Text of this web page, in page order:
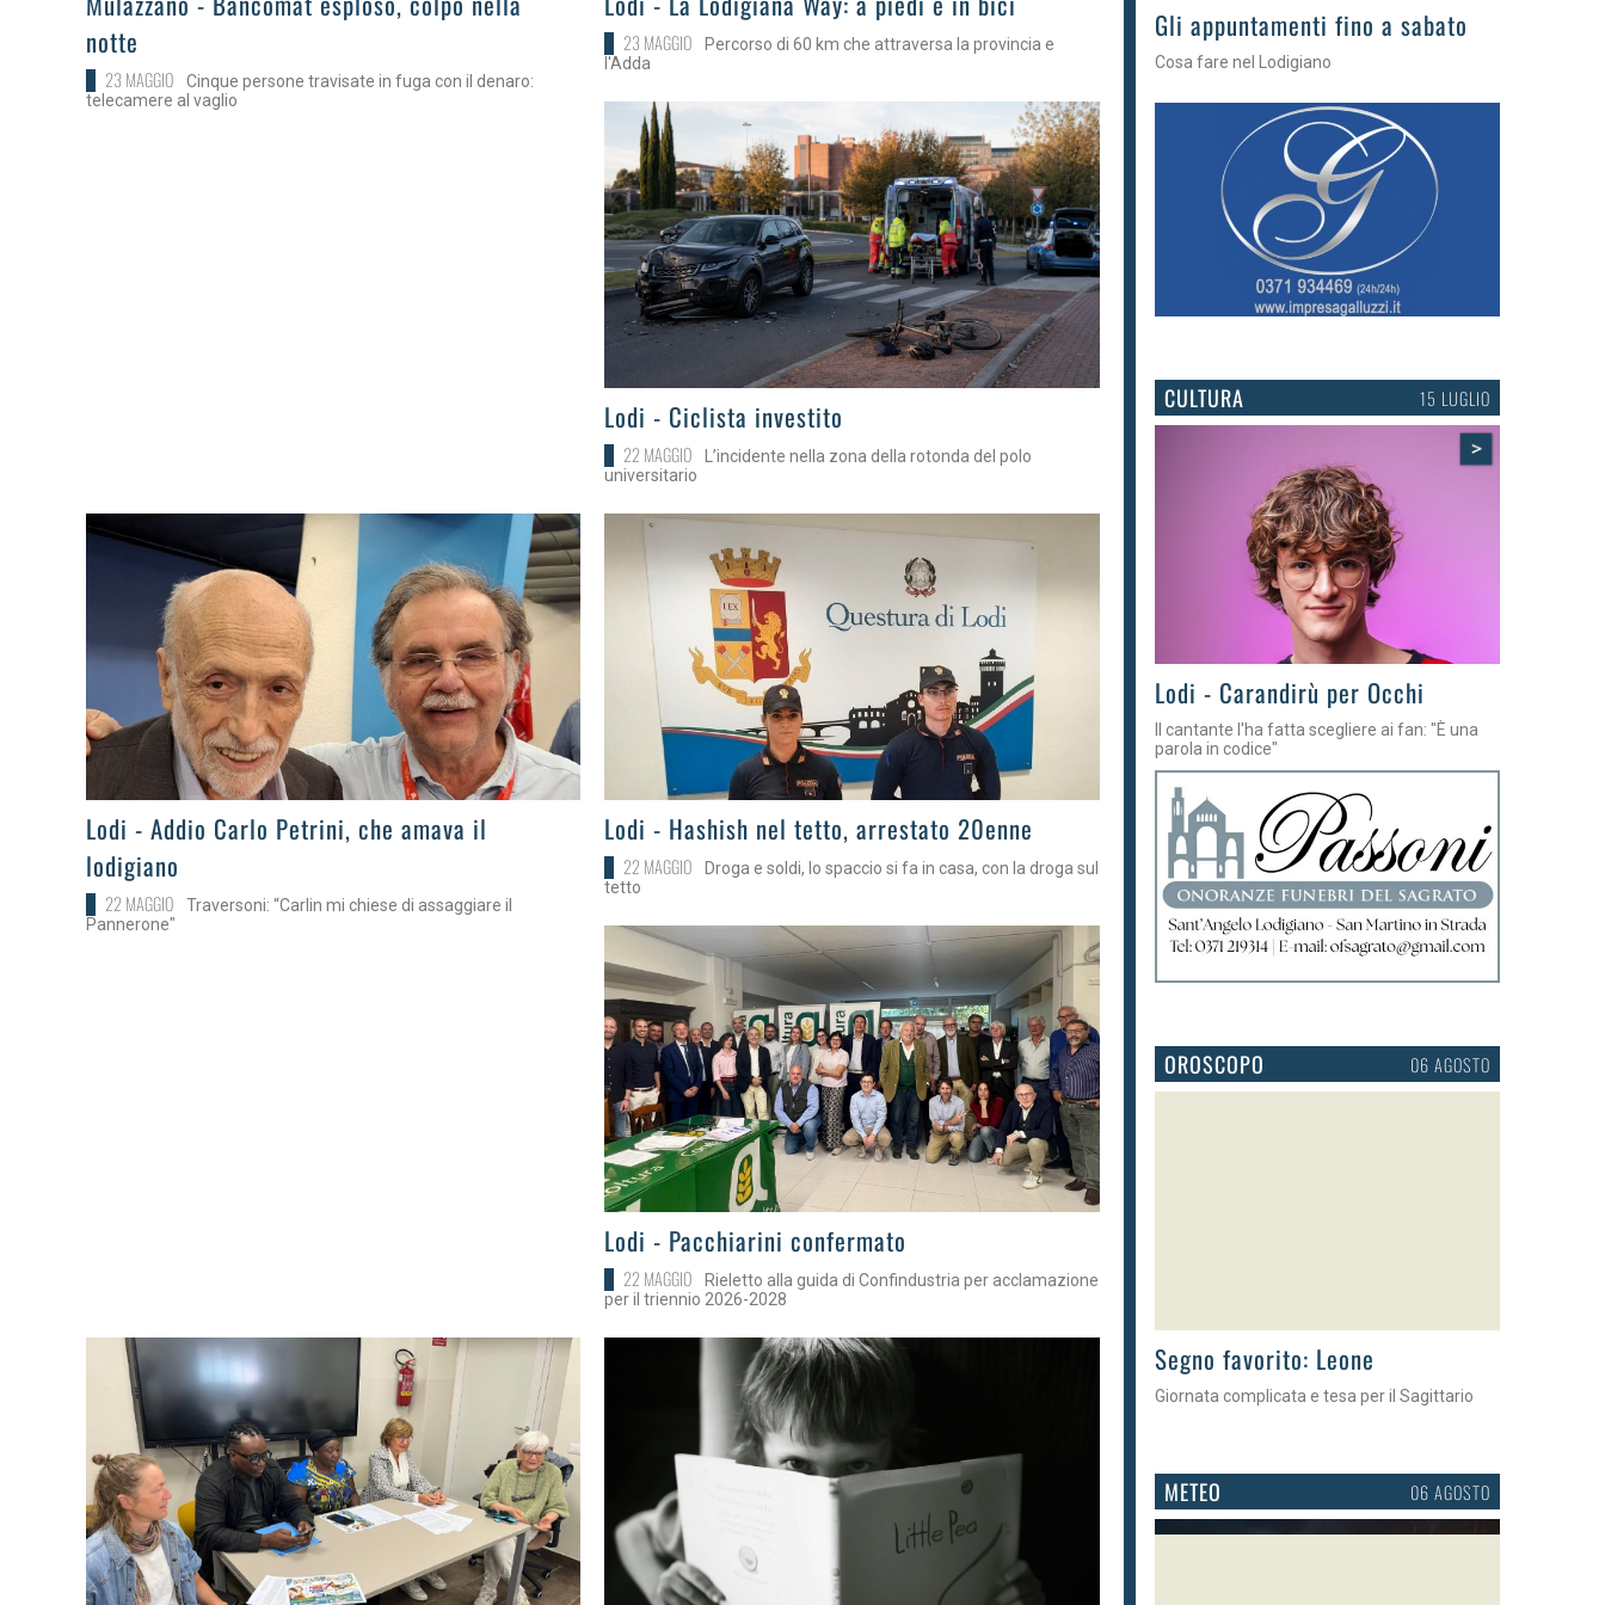
notte
23 MAGGIO
Cinque persone travisate in fuga con il denaro:
telecamere al vaglio
23 MAGGIO
Percorso di 60 km che attraversa la provincia e
l'Adda
>Lodi - Ciclista investito
22 MAGGIO
L’incidente nella zona della rotonda del polo
universitario
>Lodi - Addio Carlo Petrini, che amava il
lodigiano
22 MAGGIO
Traversoni: “Carlin mi chiese di assaggiare il
Pannerone"
>Lodi - Hashish nel tetto, arrestato 20enne
22 MAGGIO
Droga e soldi, lo spaccio si fa in casa, con la droga sul
tetto
>Lodi - Pacchiarini confermato
22 MAGGIO
Rieletto alla guida di Confindustria per acclamazione
per il triennio 2026-2028
Gli appuntamenti fino a sabato
Cosa fare nel Lodigiano
CULTURA 15 LUGLIO
>
Lodi - Carandirù per Occhi
Il cantante l'ha fatta scegliere ai fan: "È una
parola in codice"
OROSCOPO 06 AGOSTO
>
Segno favorito: Leone
Giornata complicata e tesa per il Sagittario
METEO 06 AGOSTO